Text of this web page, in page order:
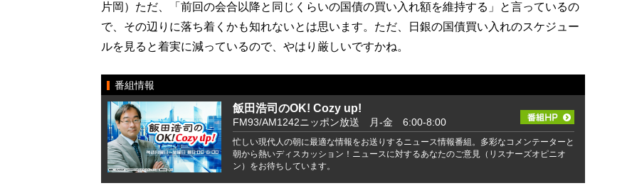
片岡）ただ、「前回の会合以降と同じくらいの国債の買い入れ額を維持する」と言っているの
で、その辺りに落ち着くかも知れないとは思います。ただ、日銀の国債買い入れのスケジュー
ルを見ると着実に減っているので、やはり厳しいですかね。
番組情報
飯田浩司のOK! Cozy up!
FM93/AM1242ニッポン放送 月-金 6:00-8:00
忙しい現代人の朝に最適な情報をお送りするニュース情報番組。多彩なコメンテーターと
朝から熱いディスカッション！ニュースに対するあなたのご意見（リスナーズオピニオ
ン）をお待ちしています。